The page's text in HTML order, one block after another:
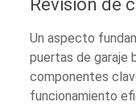
Revisión de
Un aspecto
puertas de garaje
componentes
funcionamiento